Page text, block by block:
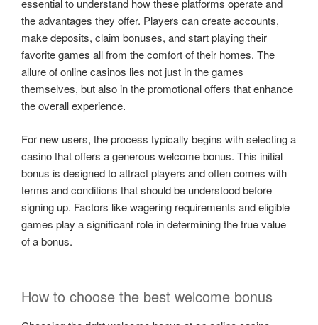
essential to understand how these platforms operate and
the advantages they offer. Players can create accounts,
make deposits, claim bonuses, and start playing their
favorite games all from the comfort of their homes. The
allure of online casinos lies not just in the games
themselves, but also in the promotional offers that enhance
the overall experience.
For new users, the process typically begins with selecting a
casino that offers a generous welcome bonus. This initial
bonus is designed to attract players and often comes with
terms and conditions that should be understood before
signing up. Factors like wagering requirements and eligible
games play a significant role in determining the true value
of a bonus.
How to choose the best welcome bonus